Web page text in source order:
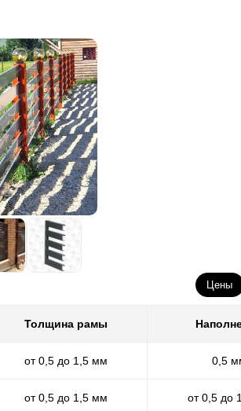
Цены
Толщина рамы
от 0,5 до 1,5 мм 0,5
от 0,5 до 1,5 мм от 0,5 до